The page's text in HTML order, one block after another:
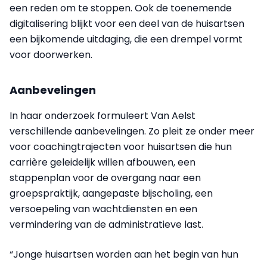
een reden om te stoppen. Ook de toenemende
digitalisering blijkt voor een deel van de huisartsen
een bijkomende uitdaging, die een drempel vormt
voor doorwerken.
Aanbevelingen
In haar onderzoek formuleert Van Aelst
verschillende aanbevelingen. Zo pleit ze onder meer
voor coachingtrajecten voor huisartsen die hun
carrière geleidelijk willen afbouwen, een
stappenplan voor de overgang naar een
groepspraktijk, aangepaste bijscholing, een
versoepeling van wachtdiensten en een
vermindering van de administratieve last.
“Jonge huisartsen worden aan het begin van hun